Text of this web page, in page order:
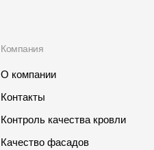
Компания
О компании
Контакты
Контроль качества кровли
Качество фасадов